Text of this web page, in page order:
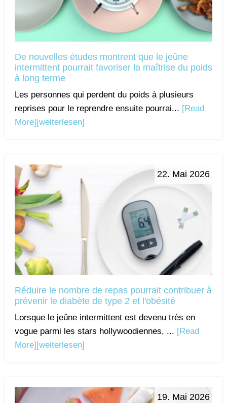
De nouvelles études montrent que le jeûne
intermittent pourrait favoriser la maîtrise du poids
à long terme
Les personnes qui perdent du poids à plusieurs
reprises pour le reprendre ensuite pourrai... [Read
More] [weiterlesen]
22. Mai 2026
Réduire le nombre de repas pourrait contribuer à
prévenir le diabète de type 2 et l'obésité
Lorsque le jeûne intermittent est devenu très en
vogue parmi les stars hollywoodiennes, ... [Read
More] [weiterlesen]
19. Mai 2026